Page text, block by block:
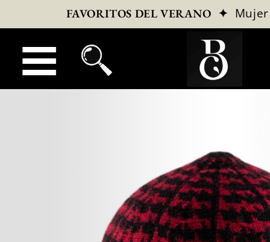
FAVORITOS DEL VERANO ✦ Mujer